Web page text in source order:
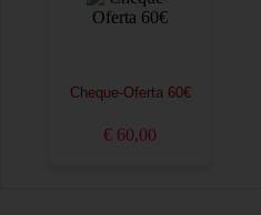
Cheque-Oferta 60€
€ 60,00